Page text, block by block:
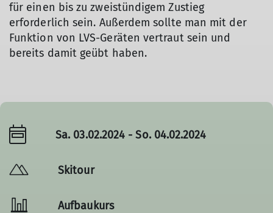
für einen bis zu zweistündigem Zustieg
erforderlich sein. Außerdem sollte man mit der
Funktion von LVS-Geräten vertraut sein und
bereits damit geübt haben.
Sa. 03.02.2024 - So. 04.02.2024
Skitour
Aufbaukurs